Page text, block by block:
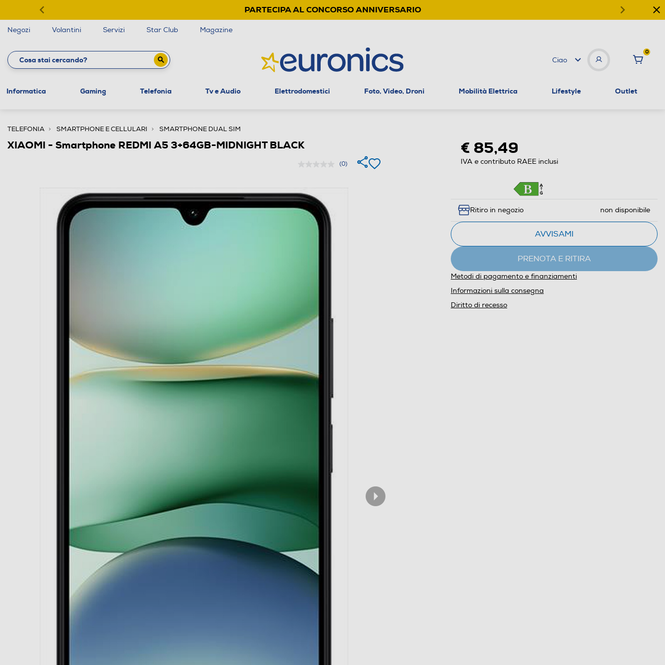
PARTECIPA AL CONCORSO ANNIVERSARIO
Negozi Volantini Servizi Star Club Magazine
Ciao
0
Informatica Gaming Telefonia Tv e Audio Elettrodomestici Foto, Video, Droni Mobilità Elettrica Lifestyle Outlet
TELEFONIA SMARTPHONE E CELLULARI SMARTPHONE DUAL SIM
XIAOMI - Smartphone REDMI A5 3+64GB-MIDNIGHT BLACK
(0)
€ 85,49
IVA e contributo RAEE inclusi
Ritiro in negozio non disponibile
AVVISAMI
PRENOTA E RITIRA
Metodi di pagamento e finanziamenti
Informazioni sulla consegna
Diritto di recesso